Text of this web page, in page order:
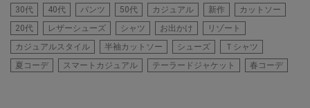
30代 40代 パンツ 50代 カジュアル 新作
カットソー
20代
レザーシューズ シャツ お出かけ
リゾート
カジュアルスタイル
半袖カットソー シューズ
Ｔシャツ
夏コーデ
スマートカジュアル テーラードジャケット 春コーデ